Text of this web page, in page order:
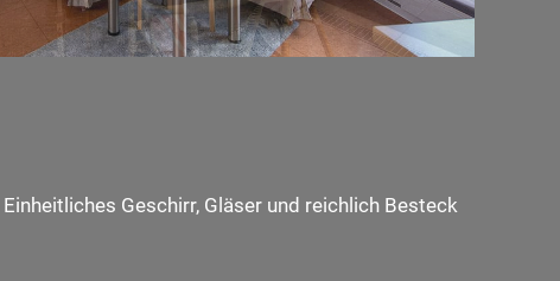
Geschirr, Gläser und reichlich Besteck